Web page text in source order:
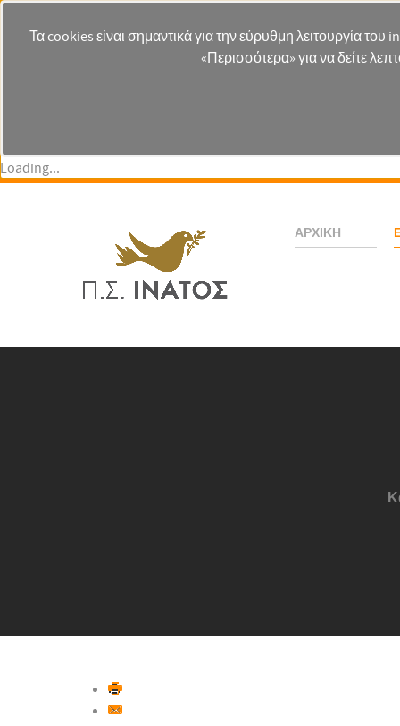
Τα cookies είναι σημαντικά για την εύρυθμη λειτουργία
«Περισσότερα» για να δείτε
Loading...
ΑΡΧΙΚΉ